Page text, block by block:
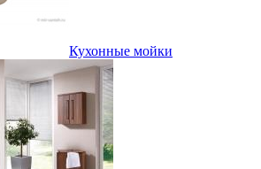
Кухонные мойки